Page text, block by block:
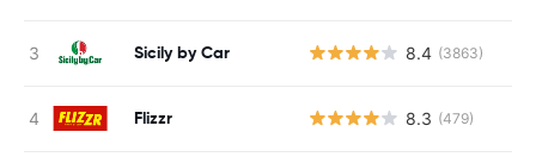
Sicily by Car 8.4 (3863)
Flizzr 8.3 (479)